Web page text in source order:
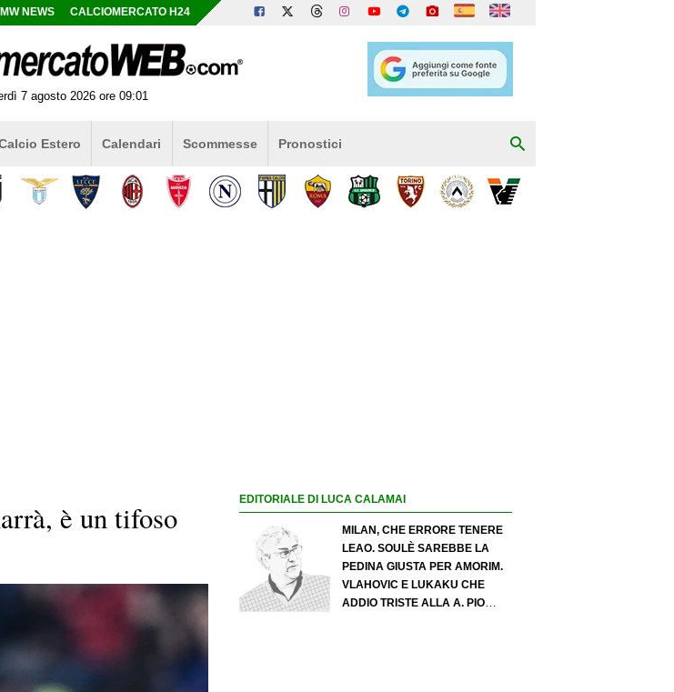
NEWS CALCIOMERCATO H24
7 agosto 2026 ore 09:01
Estero Calendari Scommesse Pronostici
è un tifoso
EDITORIALE DI LUCA CALAMAI
MILAN, CHE ERRORE TENERE
LEAO. SOULÈ SAREBBE LA
PEDINA GIUSTA PER AMORIM.
VLAHOVIC E LUKAKU CHE
ADDIO TRISTE ALLA A. PIO